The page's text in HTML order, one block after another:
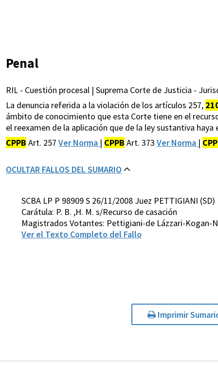
Penal
RIL - Cuestión procesal | Suprema Corte de Justicia -
La denuncia referida a la violación de los artículos 257,
ámbito de conocimiento que esta Corte tiene en el
el reexamen de la aplicación que de la ley sustantiva
CPPB Art. 257 Ver Norma | CPPB Art. 373 Ver Norma |
OCULTAR FALLOS DEL SUMARIO
SCBA LP P 98909 S 26/11/2008 Juez PETTIGIANI (SD)
Carátula: P. B. ,H. M. s/Recurso de casación
Magistrados Votantes: Pettigiani-de Lázzari-Kogan-
Ver el Texto Completo del Fallo
Imprimir